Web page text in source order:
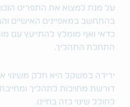
על מנת למצוא את התפריט
בהתחשב במאפיינים האישיים
כדאי ואף מומלץ להתייעץ עם
התחלת התהליך.
ירידה במשקל היא חלק משינוי
דורשת מחויבות לתהליך
לחולל שינוי כזה בחיינו.